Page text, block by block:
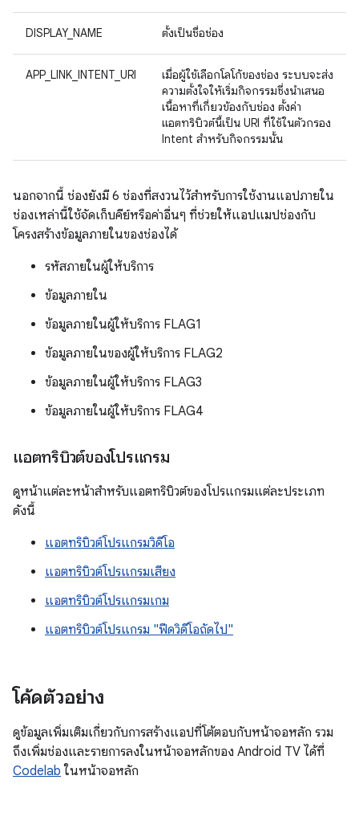
DISPLAY_NAME ตั้งเป็นชื่อช่อง
APP_LINK_INTENT_URI
เมื่อผู้ใช้เลือกโลโก้ของช่อง ระบบจะส่ง
ความตั้งใจให้เริ่มกิจกรรมซึ่งนำเสนอ
เนื้อหาที่เกี่ยวข้องกับช่อง ตั้งค่า
แอตทริบิวต์นี้เป็น URI ที่ใช้ในตัวกรอง
Intent สำหรับกิจกรรมนั้น
นอกจากนี้ ช่องยังมี 6 ช่องที่สงวนไว้สำหรับการใช้งานแอปภายใน
ช่องเหล่านี้ใช้จัดเก็บคีย์หรือค่าอื่นๆ ที่ช่วยให้แอปแมปช่องกับ
โครงสร้างข้อมูลภายในของช่องได้
รหัสภายในผู้ให้บริการ
ข้อมูลภายใน
ข้อมูลภายในผู้ให้บริการ FLAG1
ข้อมูลภายในของผู้ให้บริการ FLAG2
ข้อมูลภายในผู้ให้บริการ FLAG3
ข้อมูลภายในผู้ให้บริการ FLAG4
แอตทริบิวต์ของโปรแกรม
ดูหน้าแต่ละหน้าสำหรับแอตทริบิวต์ของโปรแกรมแต่ละประเภท
ดังนี้
แอตทริบิวต์โปรแกรมวิดีโอ
แอตทริบิวต์โปรแกรมเสียง
แอตทริบิวต์โปรแกรมเกม
แอตทริบิวต์โปรแกรม "ฟีดวิดีโอถัดไป"
โค้ดตัวอย่าง
ดูข้อมูลเพิ่มเติมเกี่ยวกับการสร้างแอปที่โต้ตอบกับหน้าจอหลัก รวม
ถึงเพิ่มช่องและรายการลงในหน้าจอหลักของ Android TV ได้ที่
Codelab ในหน้าจอหลัก